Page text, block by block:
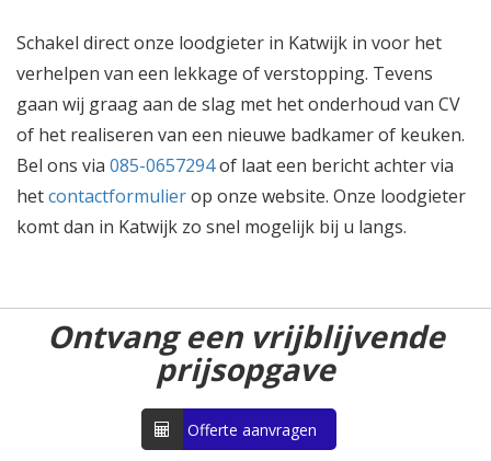
Schakel direct onze loodgieter in Katwijk in voor het
verhelpen van een lekkage of verstopping. Tevens
gaan wij graag aan de slag met het onderhoud van CV
of het realiseren van een nieuwe badkamer of keuken.
Bel ons via 085-0657294of laat een bericht achter via
hetcontactformulierop onze website. Onze loodgieter
komt dan in Katwijk zo snel mogelijk bij u langs.
Ontvang een vrijblijvende
prijsopgave
Offerte aanvragen